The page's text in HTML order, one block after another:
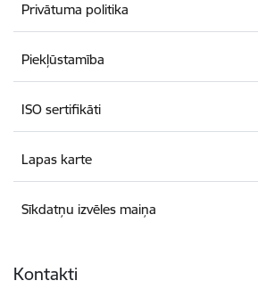
Privātuma politika
Piekļūstamība
ISO sertifikāti
Lapas karte
Sīkdatņu izvēles maiņa
Kontakti